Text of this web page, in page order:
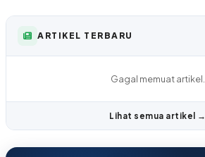
ARTIKEL TERBARU
Gagal memuat artikel.
Lihat semua artikel →